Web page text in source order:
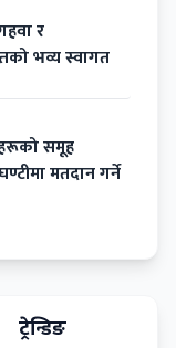
र
भव्य स्वागत
समूह
मतदान गर्ने
ट्रेन्डिङ